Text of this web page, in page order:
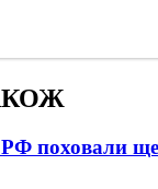
поховали